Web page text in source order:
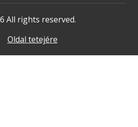
All rights reserved.
Oldal tetejére